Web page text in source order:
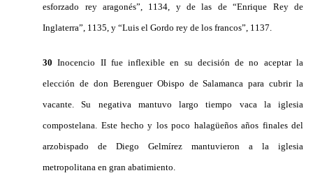
esforzado rey aragonés”, 1134, y de las de “Enrique Rey de
Inglaterra”, 1135, y “Luis el Gordo rey de los francos”, 1137.
30 Inocencio II fue inflexible en su decisión de no aceptar la
elección de don Berenguer Obispo de Salamanca para cubrir la
vacante. Su negativa mantuvo largo tiempo vaca la iglesia
compostelana. Este hecho y los poco halagüeños años finales del
arzobispado de Diego Gelmírez mantuvieron a la iglesia
metropolitana en gran abatimiento.